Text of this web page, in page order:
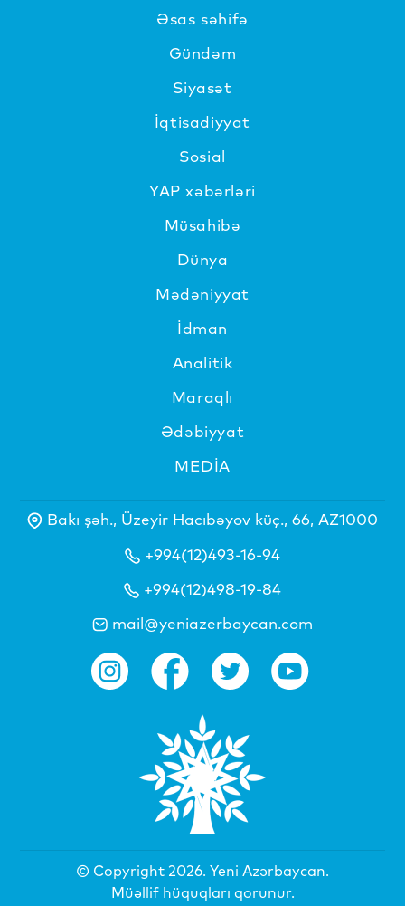
Əsas səhifə
Gündəm
Siyasət
İqtisadiyyat
Sosial
YAP xəbərləri
Müsahibə
Dünya
Mədəniyyat
İdman
Analitik
Maraqlı
Ədəbiyyat
MEDİA
Bakı şəh., Üzeyir Hacıbəyov küç., 66, AZ1000
+994(12)493-16-94
+994(12)498-19-84
mail@yeniazerbaycan.com
© Copyright 2026. Yeni Azərbaycan.
Müəllif hüquqları qorunur.